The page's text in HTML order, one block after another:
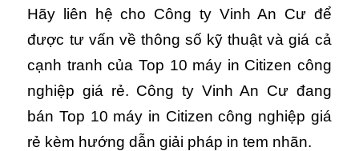
Hãy liên hệ cho Công ty Vinh An Cư để
được tư vấn về thông số kỹ thuật và giá cả
cạnh tranh của Top 10 máy in Citizen công
nghiệp giá rẻ. Công ty Vinh An Cư đang
bán Top 10 máy in Citizen công nghiệp giá
rẻ kèm hướng dẫn giải pháp in tem nhãn.